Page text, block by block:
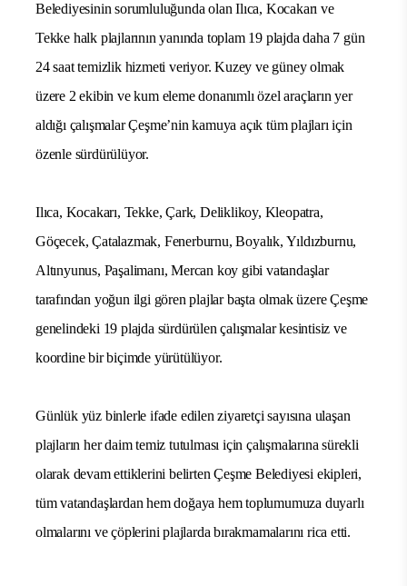
Belediyesinin sorumluluğunda olan Ilıca, Kocakarı ve
Tekke halk plajlarının yanında toplam 19 plajda daha 7 gün
24 saat temizlik hizmeti veriyor. Kuzey ve güney olmak
üzere 2 ekibin ve kum eleme donanımlı özel araçların yer
aldığı çalışmalar Çeşme’nin kamuya açık tüm plajları için
özenle sürdürülüyor.
Ilıca, Kocakarı, Tekke, Çark, Deliklikoy, Kleopatra,
Göçecek, Çatalazmak, Fenerburnu, Boyalık, Yıldızburnu,
Altınyunus, Paşalimanı, Mercan koy gibi vatandaşlar
tarafından yoğun ilgi gören plajlar başta olmak üzere Çeşme
genelindeki 19 plajda sürdürülen çalışmalar kesintisiz ve
koordine bir biçimde yürütülüyor.
Günlük yüz binlerle ifade edilen ziyaretçi sayısına ulaşan
plajların her daim temiz tutulması için çalışmalarına sürekli
olarak devam ettiklerini belirten Çeşme Belediyesi ekipleri,
tüm vatandaşlardan hem doğaya hem toplumumuza duyarlı
olmalarını ve çöplerini plajlarda bırakmamalarını rica etti.